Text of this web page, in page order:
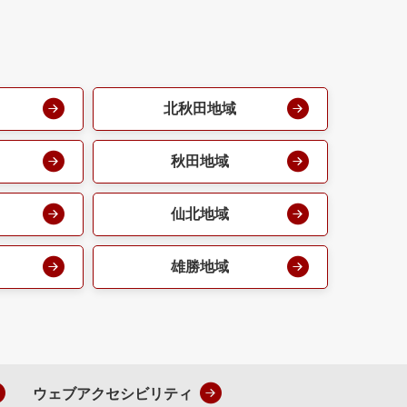
北秋田地域
秋田地域
仙北地域
雄勝地域
ウェブアクセシビリティ